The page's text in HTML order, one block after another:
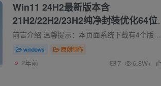
Win11 24H2最新版本含
21H2/22H2/23H2纯净封装优化64位
ghost专业版
前言介绍 温馨提示：本页面系统下载有4个版本，均为原版系统制作，64位专业版，windows11 21H2、22H2、23H2、24H2四个版本。非常纯净不含任何第三方软件绑定，也没做过多的精简，去除了一些没用...
windows 原创制作
2年前 7 6.8W+